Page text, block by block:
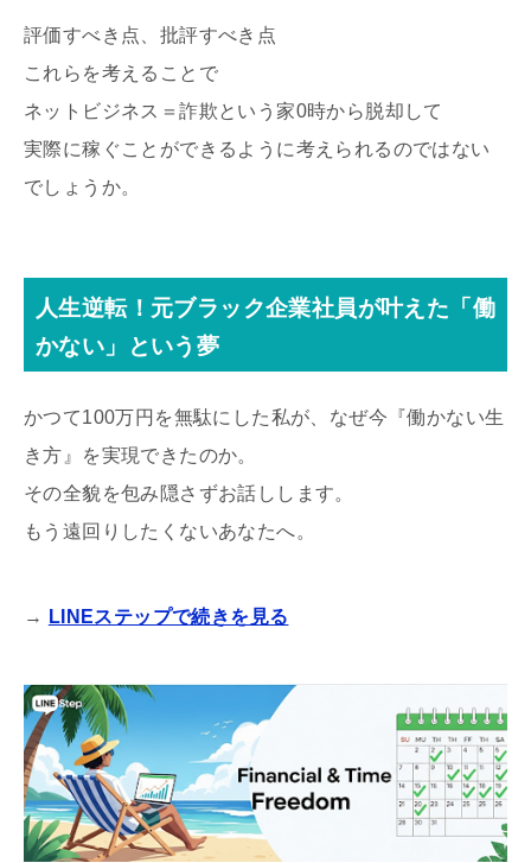
評価すべき点、批評すべき点
これらを考えることで
ネットビジネス＝詐欺という家0時から脱却して
実際に稼ぐことができるように考えられるのではない
でしょうか。
人生逆転！元ブラック企業社員が叶えた「働
かない」という夢
かつて100万円を無駄にした私が、なぜ今『働かない生
き方』を実現できたのか。
その全貌を包み隠さずお話しします。
もう遠回りしたくないあなたへ。
→ LINEステップで続きを見る